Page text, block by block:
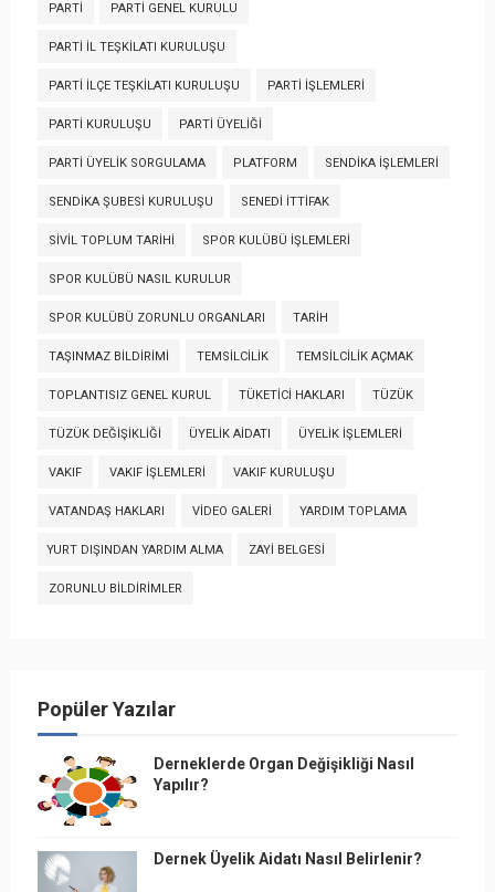
PARTI PARTI GENEL KURULU
PARTI İL TEŞKILATI KURULUŞU
PARTI İLÇE TEŞKILATI KURULUŞU PARTI İŞLEMLERI
PARTI KURULUŞU PARTI ÜYELIĞI
PARTI ÜYELIK SORGULAMA PLATFORM SENDIKA İŞLEMLERI
SENDIKA ŞUBESI KURULUŞU SENEDI İTTIFAK
SIVIL TOPLUM TARIHI SPOR KULÜBÜ İŞLEMLERI
SPOR KULÜBÜ NASIL KURULUR
SPOR KULÜBÜ ZORUNLU ORGANLARI TARIH
TAŞINMAZ BILDIRIMI TEMSILCILIK TEMSILCILIK AÇMAK
TOPLANTISIZ GENEL KURUL TÜKETICI HAKLARI TÜZÜK
TÜZÜK DEĞIŞIKLIĞI ÜYELIK AIDATI ÜYELIK İŞLEMLERI
VAKIF VAKIF İŞLEMLERI VAKIF KURULUŞU
VATANDAŞ HAKLARI VIDEO GALERI YARDIM TOPLAMA
YURT DIŞINDAN YARDIM ALMA ZAYI BELGESI
ZORUNLU BILDIRIMLER
Popüler Yazılar
Derneklerde Organ Değişikliği Nasıl
Yapılır?
Dernek Üyelik Aidatı Nasıl Belirlenir?